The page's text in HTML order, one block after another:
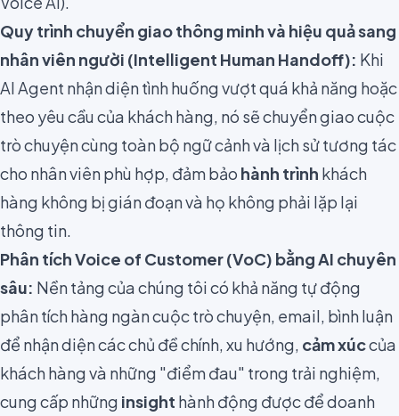
Quy trình chuyển giao thông minh và hiệu quả sang
nhân viên người (Intelligent Human Handoff): Khi
AI Agent nhận diện tình huống vượt quá khả năng hoặc
theo yêu cầu của khách hàng, nó sẽ chuyển giao cuộc
trò chuyện cùng toàn bộ ngữ cảnh và lịch sử tương tác
cho nhân viên phù hợp, đảm bảo hành trình khách
hàng không bị gián đoạn và họ không phải lặp lại
thông tin.
Phân tíchVoice of Customer (VoC) bằng AI chuyên
sâu: Nền tảng của chúng tôi có khả năng tự động
phân tích hàng ngàn cuộc trò chuyện, email, bình luận
để nhận diện các chủ đề chính, xu hướng, cảm xúccủa
khách hàng và những "điểm đau" trong trải nghiệm,
cung cấp những insight hành động được để doanh